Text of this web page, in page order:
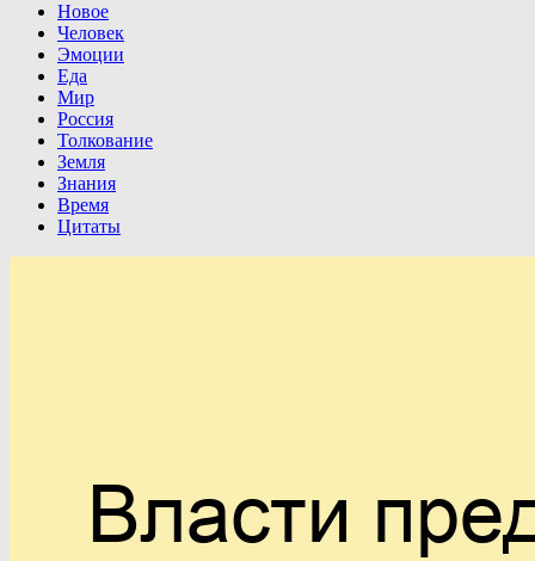
Новое
Человек
Эмоции
Еда
Мир
Россия
Толкование
Земля
Знания
Время
Цитаты